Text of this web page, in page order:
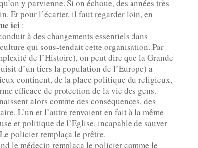
y parvienne. Si on échoue, des années très
Et pour l’écarter, il faut regarder loin, en
ici :
à des changements essentiels dans
qui sous-tendait cette organisation. Par
de l’Histoire), on peut dire que la Grande
d’un tiers la population de l’Europe) a
continent, de la place politique du religieux,
efficace de protection de la vie des gens.
alors comme des conséquences, des
L’un et l’autre renvoient en fait à la même
et politique de l’Eglise, incapable de sauver
policier remplaça le prêtre.
le médecin remplaça le policier comme le